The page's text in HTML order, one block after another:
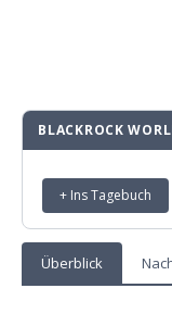
BLACKROCK
+ Ins Tagebuch
Überblick